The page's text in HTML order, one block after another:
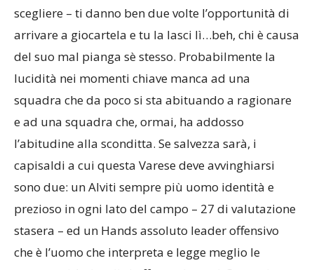
scegliere – ti danno ben due volte l’opportunità di
arrivare a giocartela e tu la lasci lì…beh, chi è causa
del suo mal pianga sè stesso. Probabilmente la
lucidità nei momenti chiave manca ad una
squadra che da poco si sta abituando a ragionare
e ad una squadra che, ormai, ha addosso
l’abitudine alla sconditta. Se salvezza sarà, i
capisaldi a cui questa Varese deve avvinghiarsi
sono due: un Alviti sempre più uomo identità e
prezioso in ogni lato del campo – 27 di valutazione
stasera – ed un Hands assoluto leader offensivo
che è l’uomo che interpreta e legge meglio le